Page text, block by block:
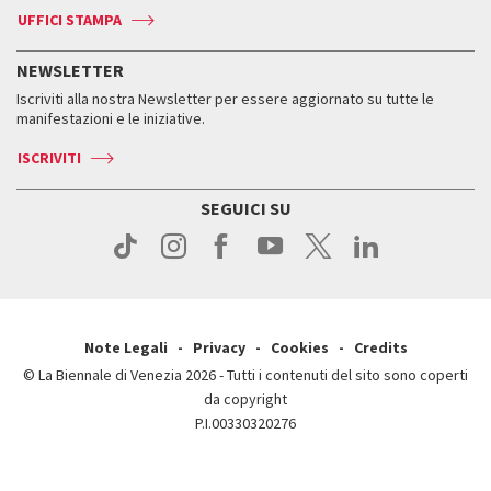
Press
Accrediti
Come raggiungerci
Accrediti
Come raggiungerci
Contatti
Press
Press
Edizioni passate
Orari e sedi
Biglietti
Servizi al pubblico
Come raggiungerci
Contatti
ASAC DATI
Storia
Orari e sedi
UFFICI STAMPA
NEWSLETTER
Iscriviti alla nostra Newsletter per essere aggiornato su tutte le
manifestazioni e le iniziative.
ISCRIVITI
SEGUICI SU
Note Legali Privacy Cookies
Credits
© La Biennale di Venezia 2026 - Tutti i contenuti del sito sono coperti
da copyright
P.I.00330320276